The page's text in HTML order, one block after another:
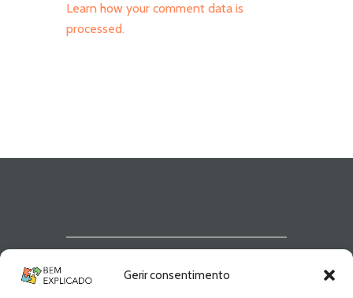
Gerir consentimento
Learn how your comment data is
processed.
Newsletter Bem
Explicado